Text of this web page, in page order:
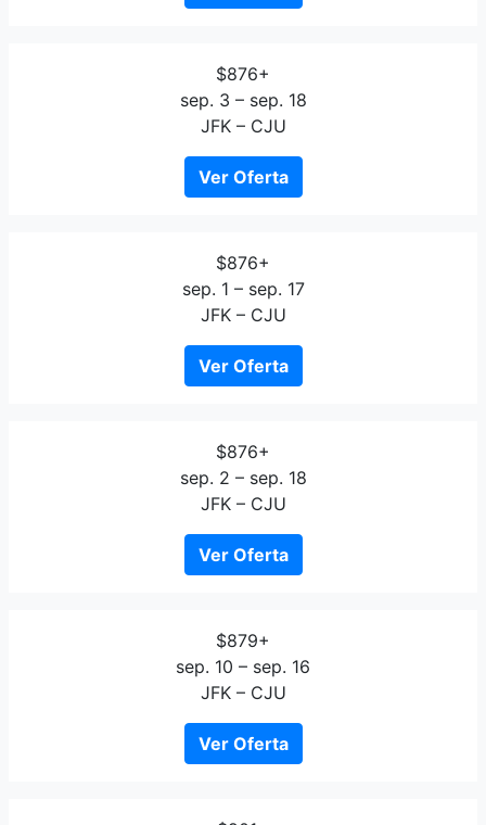
$876+
sep. 3 – sep. 18
JFK – CJU
Ver Oferta
$876+
sep. 1 – sep. 17
JFK – CJU
Ver Oferta
$876+
sep. 2 – sep. 18
JFK – CJU
Ver Oferta
$879+
sep. 10 – sep. 16
JFK – CJU
Ver Oferta